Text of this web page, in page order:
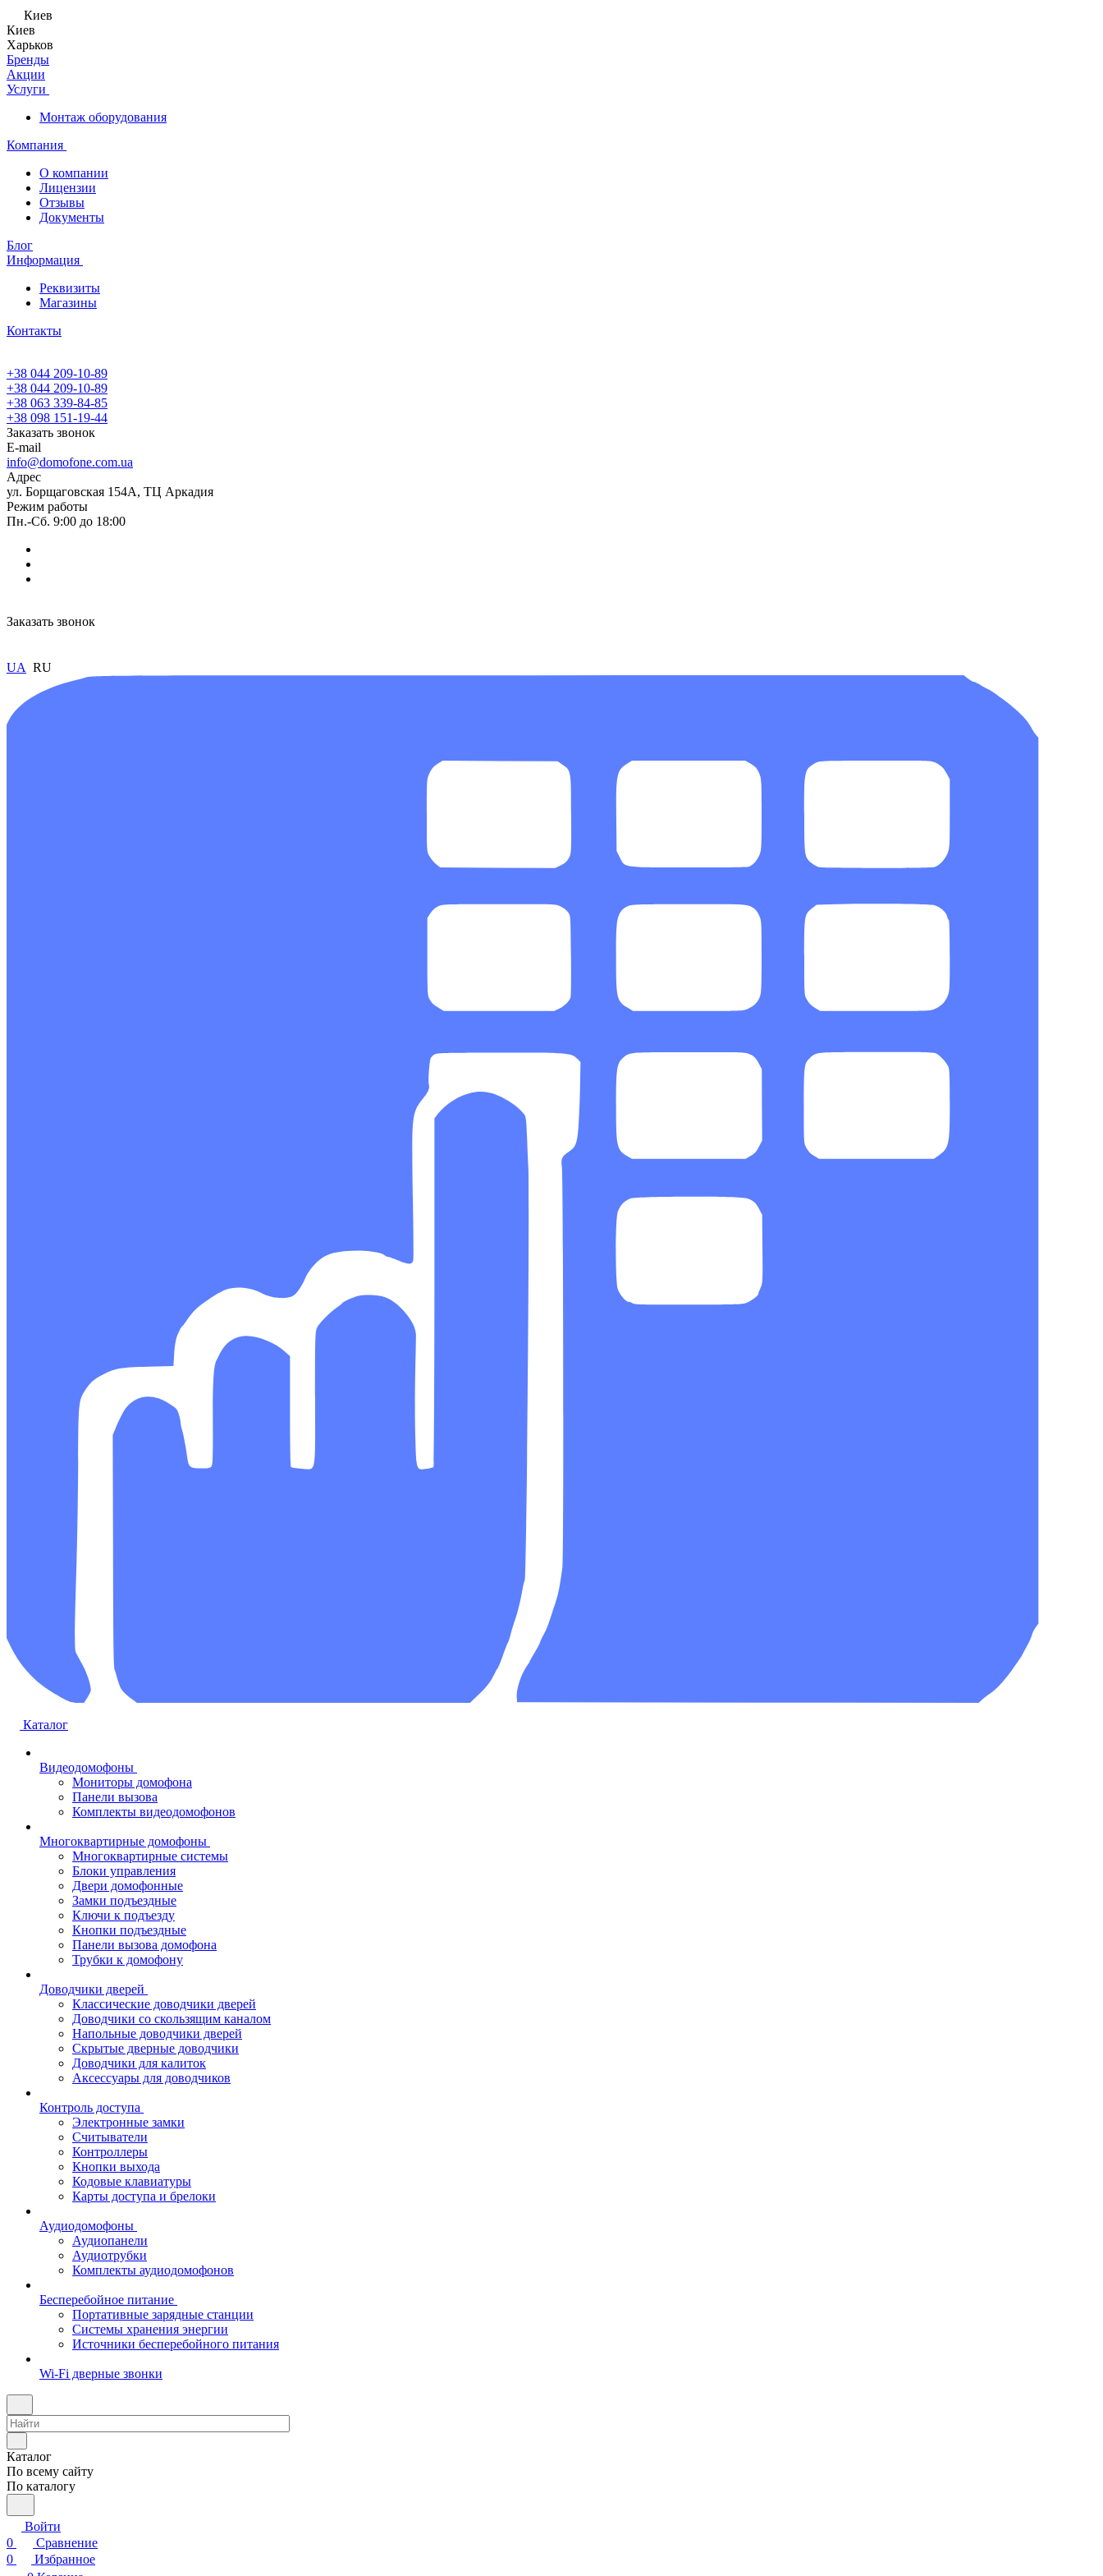
Киев
Киев
Харьков
Бренды
Акции
Услуги
Монтаж оборудования
Компания
О компании
Лицензии
Отзывы
Документы
Блог
Информация
Реквизиты
Магазины
Контакты
+38 044 209-10-89
+38 044 209-10-89
+38 063 339-84-85
+38 098 151-19-44
Заказать звонок
E-mail
info@domofone.com.ua
Адрес
ул. Борщаговская 154А, ТЦ Аркадия
Режим работы
Пн.-Сб. 9:00 до 18:00
Заказать звонок
UA RU
Каталог
Видеодомофоны
Мониторы домофона
Панели вызова
Комплекты видеодомофонов
Многоквартирные домофоны
Многоквартирные системы
Блоки управления
Двери домофонные
Замки подъездные
Ключи к подъезду
Кнопки подъездные
Панели вызова домофона
Трубки к домофону
Доводчики дверей
Классические доводчики дверей
Доводчики со скользящим каналом
Напольные доводчики дверей
Скрытые дверные доводчики
Доводчики для калиток
Аксессуары для доводчиков
Контроль доступа
Электронные замки
Считыватели
Контроллеры
Кнопки выхода
Кодовые клавиатуры
Карты доступа и брелоки
Аудиодомофоны
Аудиопанели
Аудиотрубки
Комплекты аудиодомофонов
Бесперебойное питание
Портативные зарядные станции
Системы хранения энергии
Источники бесперебойного питания
Wi-Fi дверные звонки
Каталог
По всему сайту
По каталогу
Войти
0
Сравнение
0
Избранное